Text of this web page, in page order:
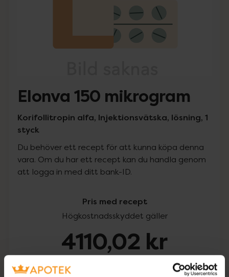
Elonva 150 mikrogram
Korifollitropin alfa, Injektionsvätska, lösning, 1
styck
Du behöver ett recept för att kunna köpa denna
vara. Om du har ett recept kan du handla genom
att logga in med ditt bank-ID.
Pris med recept
Högkostnadsskyddet gäller
4110,02 kr